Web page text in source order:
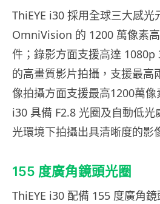
ThiEYE i30 採用全球三大感
OmniVision 的 1200 萬像素
件；錄影方面支援高達
的高畫質影片拍攝，支援最高
像拍攝方面支援最高1200萬像
i30 具備 F2.8 光圈及自動低
光環境下拍攝出具清晰度的影
155 度廣角鏡頭光圈
ThiEYE i30 配備 155 度廣角